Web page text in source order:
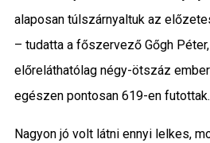
alaposan túlszárnyaltuk az
– tudatta a főszervező Gőgh
előreláthatólag négy-ötszáz
egészen pontosan 619-en futottak.
Nagyon jó volt látni ennyi lelkes,